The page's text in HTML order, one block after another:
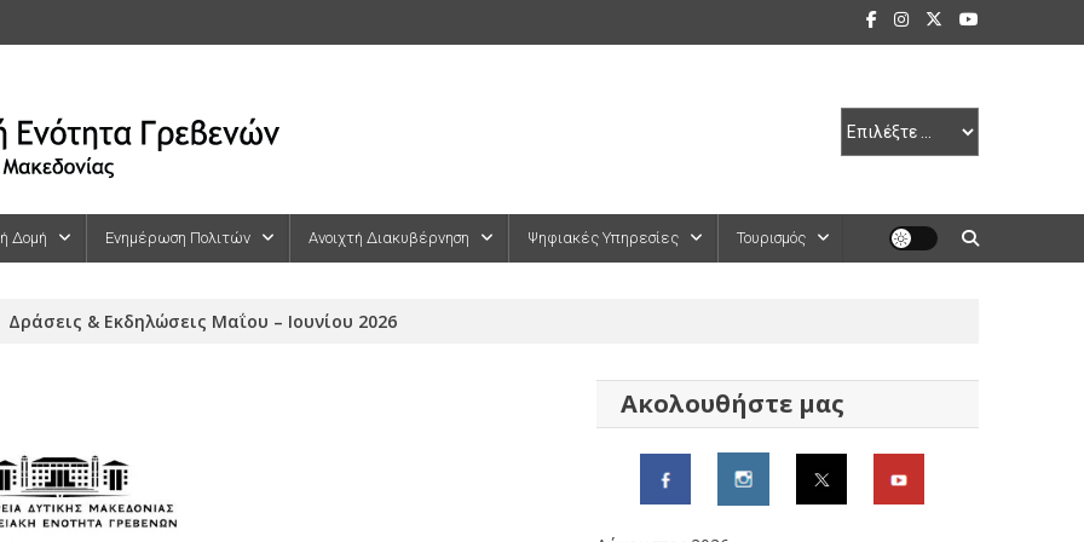
Δομή Ενημέρωση Πολιτών Ανοιχτή Διακυβέρνηση Ψηφιακές Υπηρεσίες Τουρισμός
Δράσεις & Εκδηλώσεις Μαΐου – Ιουνίου 2026
Ακολουθήστε μας